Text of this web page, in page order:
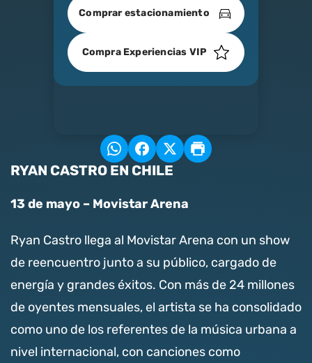
Comprar estacionamiento
Compra Experiencias VIP
RYAN CASTRO EN CHILE
13 de mayo – Movistar Arena
Ryan Castro llega al Movistar Arena con un show
de reencuentro junto a su público, cargado de
energía y grandes éxitos. Con más de 24 millones
de oyentes mensuales, el artista se ha consolidado
como uno de los referentes de la música urbana a
nivel internacional, con canciones como